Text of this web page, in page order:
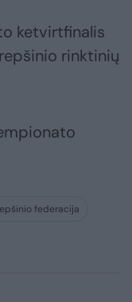
ketvirtfinalis
rinktinių
federacija